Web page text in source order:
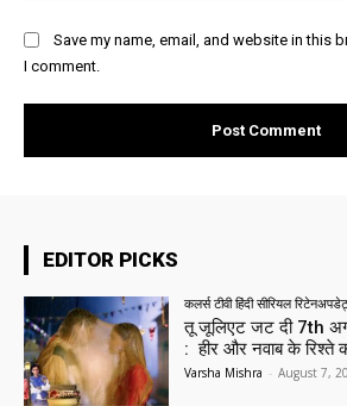
Save my name, email, and website in this
I comment.
EDITOR PICKS
कलर्स टीवी हिंदी सीरियल
तू जूलिएट जट दी 7th
: हीर और नवाब के रिश्ते
Varsha Mishra - August 7,